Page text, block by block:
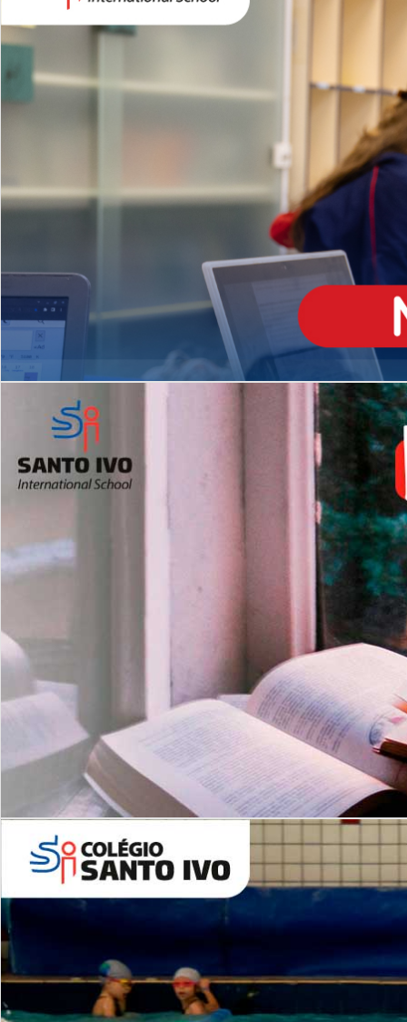
Matrículas Abertas 2026
Leituras Literárias
EDUCAÇÃO INFANTIL
Inglês todos os dias
MÉDIO
igh School
Dupla Diplomação
2º AO 5º ANO FUNDAMENTAL
es
Com imersão Bilingue - Anos
Finais
6º AO 9º ANO FUNDAMENTAL
Inglês: Turmas Reduzidas
(Proficiência)
ALUNOS NOVOS
Entre em Contato